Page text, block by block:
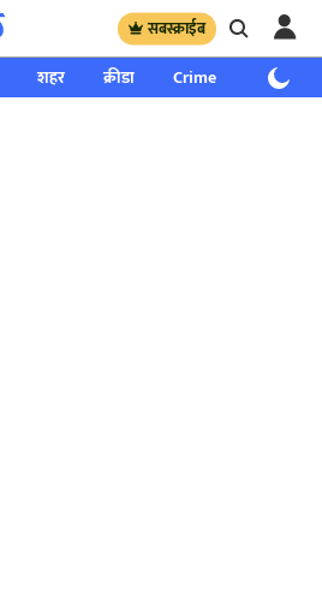
सबस्क्राईब
शहर क्रीडा Crime साप्ताहिक